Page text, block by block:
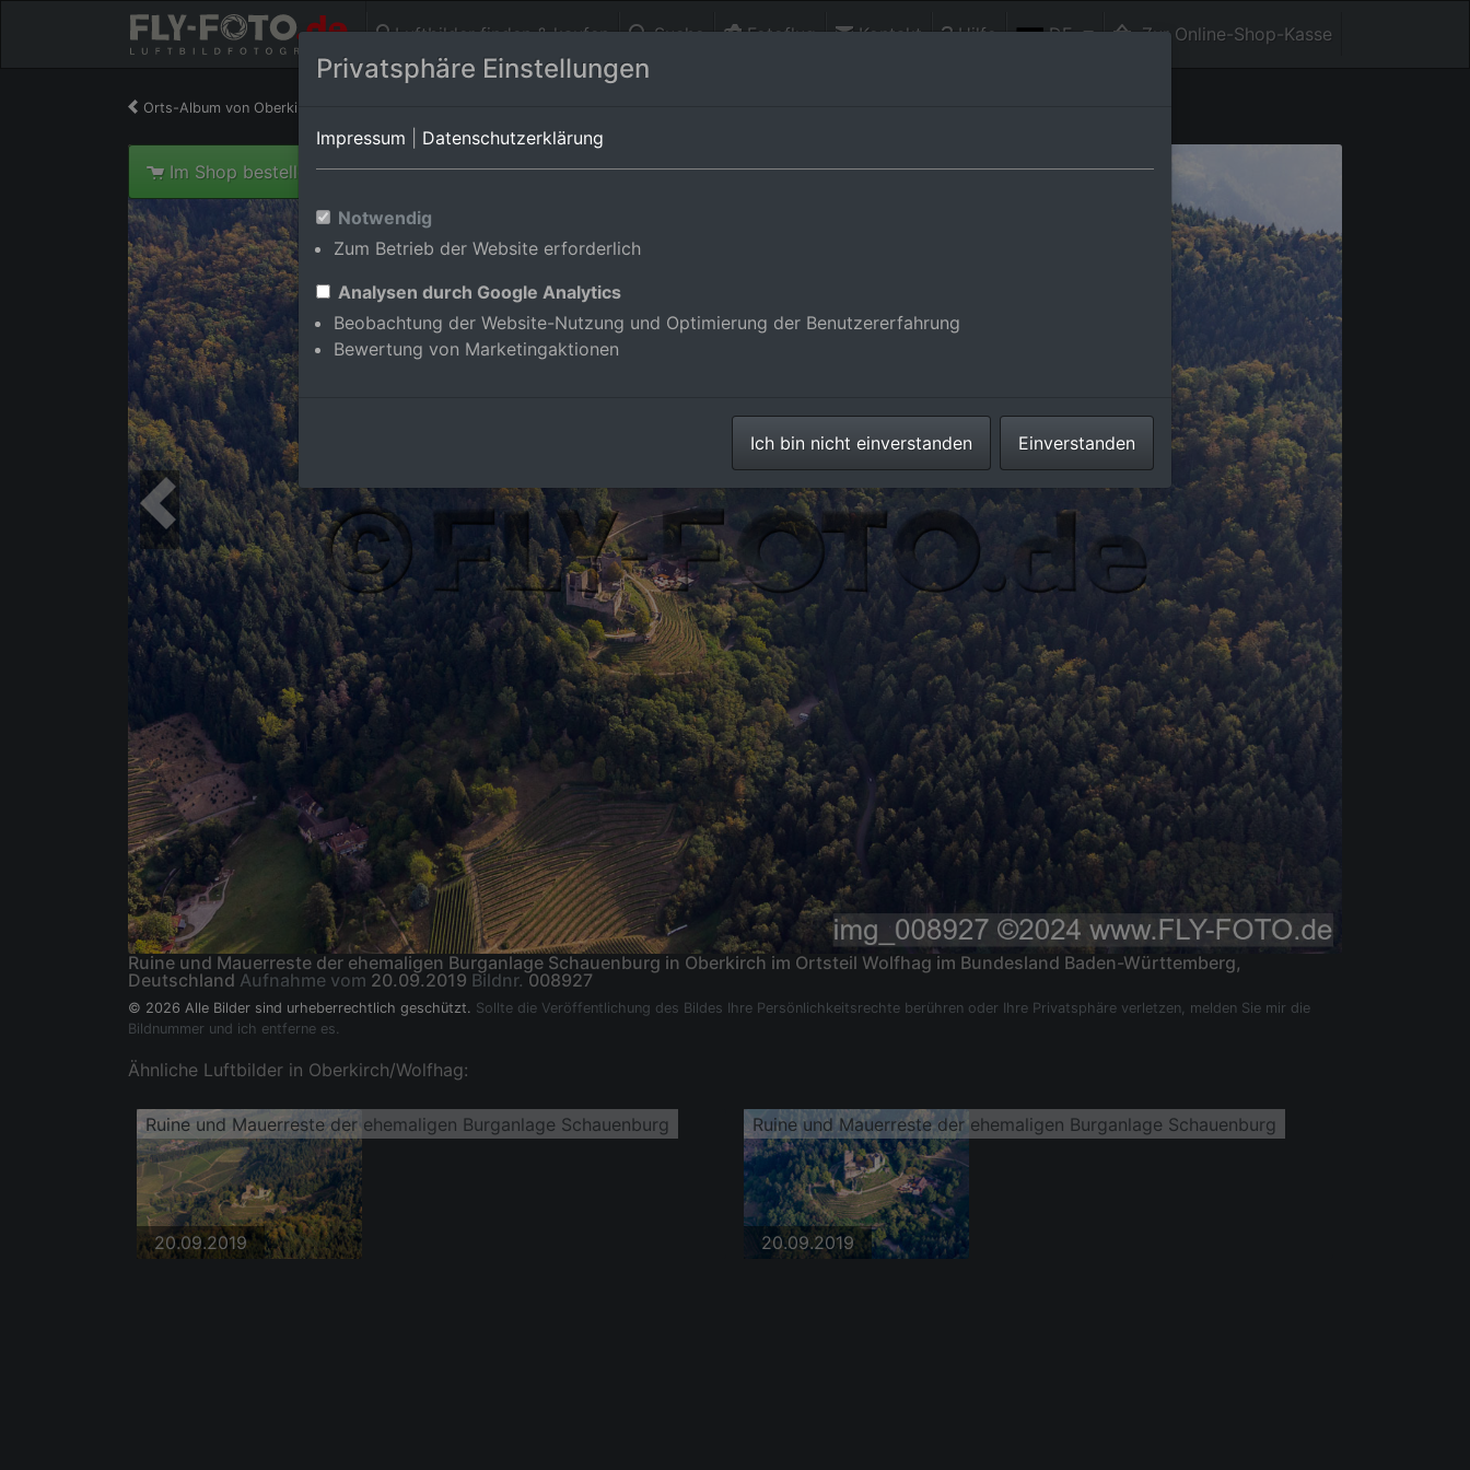
Luftbilder finden & kaufen Suche Fotoflug Kontakt Hilfe DE Zur Online-Shop-Kasse
Orts-Album von Oberkirch/Wolfhag
Im Shop bestellen
Ruine und Mauerreste der ehemaligen Burganlage Schauenburg in Oberkirch im Ortsteil Wolfhag im Bundesland Baden-Württemberg,
Deutschland Aufnahme vom 20.09.2019 Bildnr. 008927
© 2026 Alle Bilder sind urheberrechtlich geschützt. Sollte die Veröffentlichung des Bildes Ihre Persönlichkeitsrechte berühren oder Ihre Privatsphäre verletzen, melden Sie mir die
Bildnummer und ich entferne es.
Ähnliche Luftbilder in Oberkirch/Wolfhag:
Ruine und Mauerreste der ehemaligen Burganlage Schauenburg
20.09.2019
Ruine und Mauerreste der ehemaligen Burganlage Schauenburg
20.09.2019
Privatsphäre Einstellungen
Impressum Datenschutzerklärung
Notwendig
Zum Betrieb der Website erforderlich
Analysen durch Google Analytics
Beobachtung der Website-Nutzung und Optimierung der Benutzererfahrung
Bewertung von Marketingaktionen
Ich bin nicht einverstanden Einverstanden